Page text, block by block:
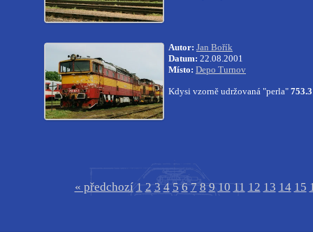
Autor: Jan Bořík
Datum: 22.08.2001
Místo: Depo Turnov
Kdysi vzorně udržovaná "perla"
« předchozí 1 2 3 4 5 6 7 8 9 10 11 12 13 14 15